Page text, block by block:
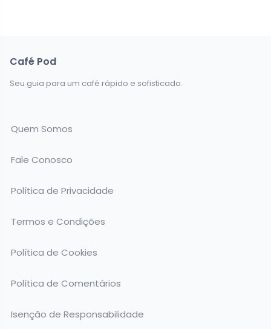
Café Pod
Seu guia para um café rápido e sofisticado.
Quem Somos
Fale Conosco
Política de Privacidade
Termos e Condições
Política de Cookies
Política de Comentários
Isenção de Responsabilidade